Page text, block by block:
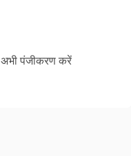
अभी पंजीकरण करें